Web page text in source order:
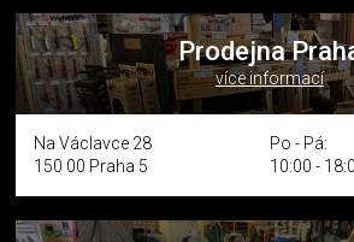
Prodejna
více informací
Na Václavce 28
150 00 Praha 5
Po - Pá:
10:00 -